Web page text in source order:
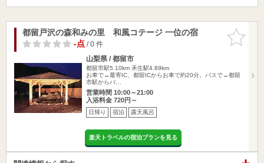
お気に入
りに追加
都留戸沢の森和みの里 和風コテージ 一位の宿
-点/ 0 件
山梨県 / 都留市
都留市駅5.10km 禾生駅4.89km
お車で→最寄IC、都留ICからお車で約20分。バスで→都留
市駅からバ…
営業時間 10:00～21:00
入浴料金 720円～
日帰り 宿泊 露天風呂
楽天トラベルの宿泊プランを見る